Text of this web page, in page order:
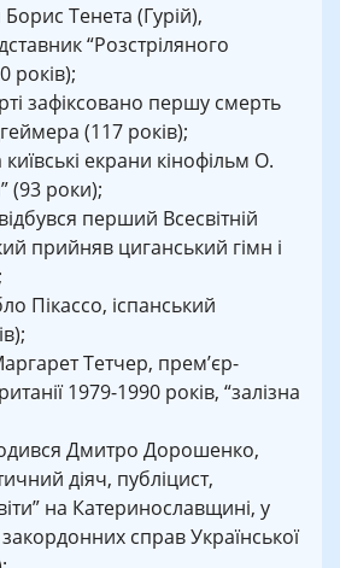
Тенета (Гурій),
“Розстріляного
років);
зафіксовано першу смерть
(117 років);
екрани кінофільм О.
(93 роки);
перший Всесвітній
прийняв циганський гімн і
Пікассо, іспанський
Тетчер, прем’єр-
1979-1990 років, “залізна
Дмитро Дорошенко,
діяч, публіцист,
на Катеринославщині, у
закордонних справ Української